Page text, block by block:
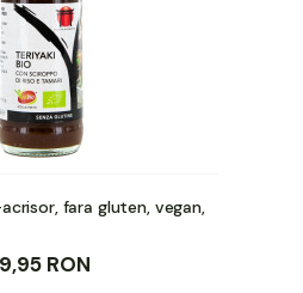
fara gluten, vegan,
RON